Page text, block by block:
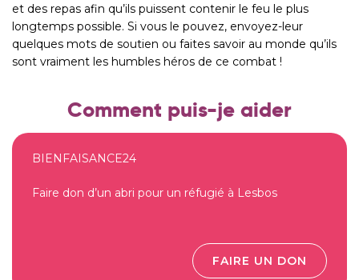
et des repas afin qu’ils puissent contenir le feu le plus
longtemps possible. Si vous le pouvez, envoyez-leur
quelques mots de soutien ou faites savoir au monde qu’ils
sont vraiment les humbles héros de ce combat !
Comment puis-je aider
BIENFAISANCE24
Faire don d’un abri pour un réfugié à Lesbos
FAIRE UN DON